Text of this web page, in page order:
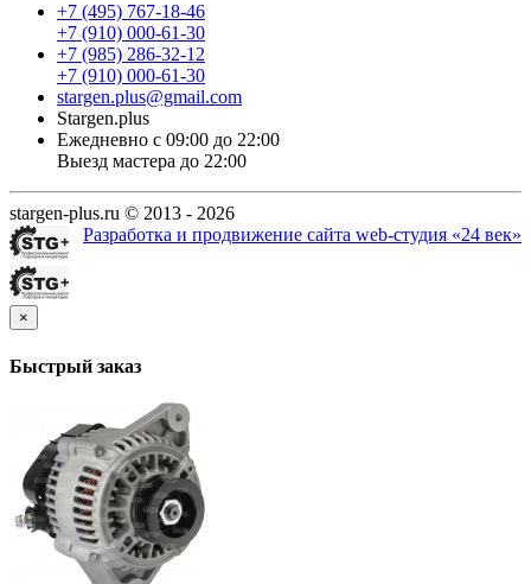
+7 (495) 767-18-46
+7 (910) 000-61-30
+7 (985) 286-32-12
+7 (910) 000-61-30
stargen.plus@gmail.com
Stargen.plus
Ежедневно с 09:00 до 22:00
Выезд мастера до 22:00
stargen-plus.ru © 2013 - 2026
Разработка и продвижение сайта web-студия «24 век»
×
Быстрый заказ